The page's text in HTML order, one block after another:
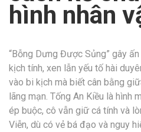
hình nhân
“Bỗng Dưng Được Sủng” gây
kịch tính, xen lẫn yếu tố hài
vào bi kịch mà biết cân bằng
lãng mạn. Tống An Kiều là hình
ép buộc, cô vẫn giữ cá tính và
Viễn, dù có vẻ bá đạo và nguy